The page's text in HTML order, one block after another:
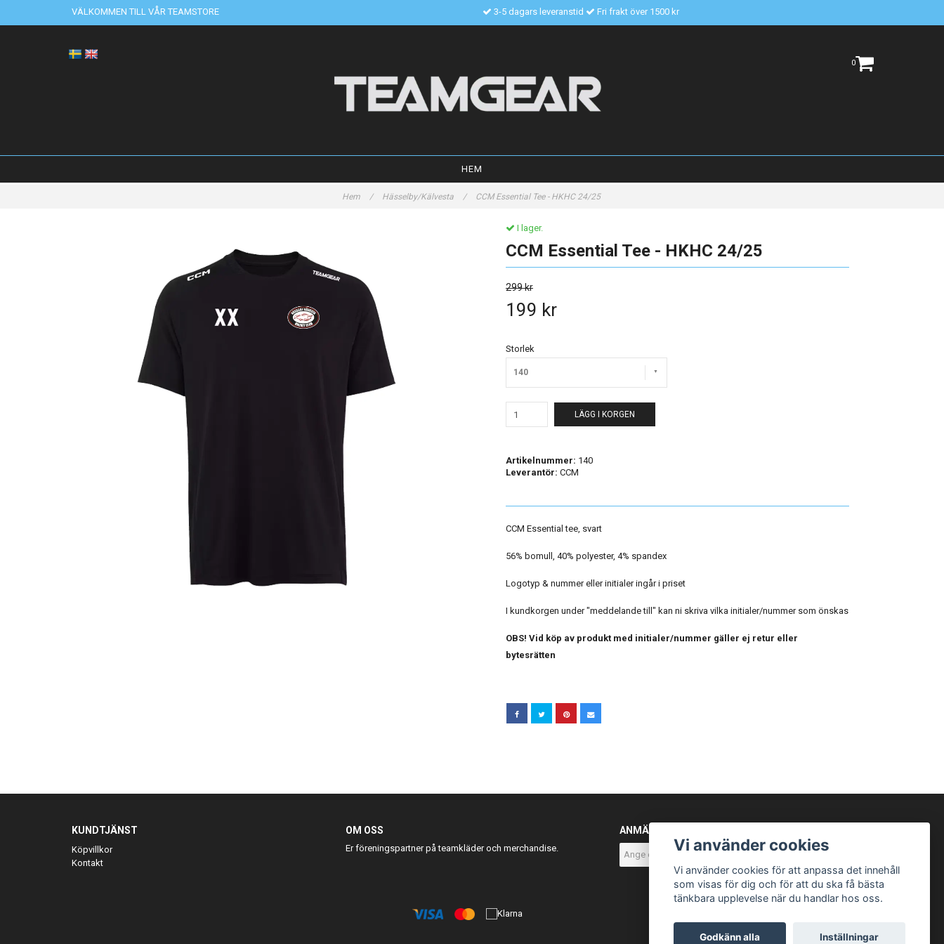
VÄLKOMMEN TILL VÅR TEAMSTORE 3-5 dagars leveranstid Fri frakt över 1500 kr
0
HEM
Hem / Hässelby/Kälvesta / CCM Essential Tee - HKHC 24/25
I lager.
CCM Essential Tee - HKHC 24/25
299 kr
199 kr
Storlek
140
LÄGG I KORGEN
Artikelnummer: 140
Leverantör: CCM
CCM Essential tee, svart
56% bomull, 40% polyester, 4% spandex
Logotyp & nummer eller initialer ingår i priset
I kundkorgen under "meddelande till" kan ni skriva vilka initialer/nummer som önskas
OBS! Vid köp av produkt med initialer/nummer gäller ej retur eller
bytesrätten
KUNDTJÄNST
Köpvillkor
Kontakt
OM OSS
Er föreningspartner på teamkläder och merchandise.
ANMÄL DIG TILL VÅRT NYHETSBREV
Prenumerera
Vi använder cookies
Vi använder cookies för att anpassa det innehåll
som visas för dig och för att du ska få bästa
tänkbara upplevelse när du handlar hos oss.
Godkänn alla Inställningar